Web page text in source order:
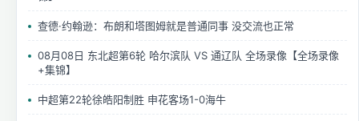
查德·约翰逊：布朗和塔图姆就是普通同事 没交流也正常
08月08日 东北超第6轮 哈尔滨队 VS 通辽队 全场录像【全场录像
+集锦】
中超第22轮徐皓阳制胜 申花客场1-0海牛